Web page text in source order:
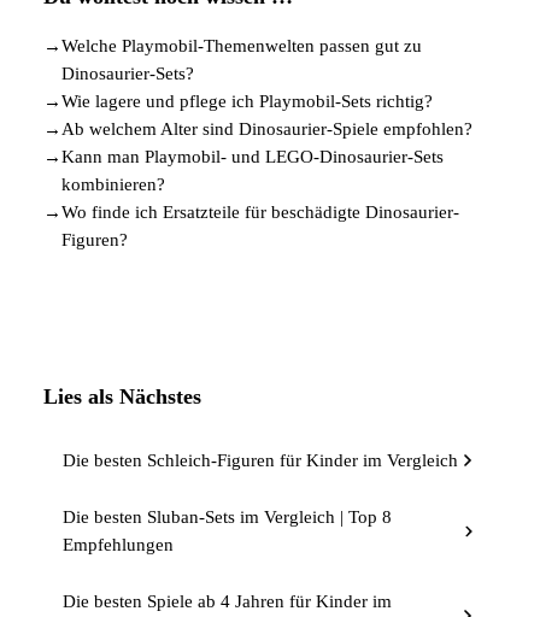
→Welche Playmobil-Themenwelten passen gut zu
Dinosaurier-Sets?
→Wie lagere und pflege ich Playmobil-Sets richtig?
→ Ab welchem Alter sind Dinosaurier-Spiele empfohlen?
→Kann man Playmobil- und LEGO-Dinosaurier-Sets
kombinieren?
→Wo finde ich Ersatzteile für beschädigte Dinosaurier-
Figuren?
Lies als Nächstes
Die besten Schleich-Figuren für Kinder im Vergleich
Die besten Sluban-Sets im Vergleich | Top 8
Empfehlungen
Die besten Spiele ab 4 Jahren für Kinder im